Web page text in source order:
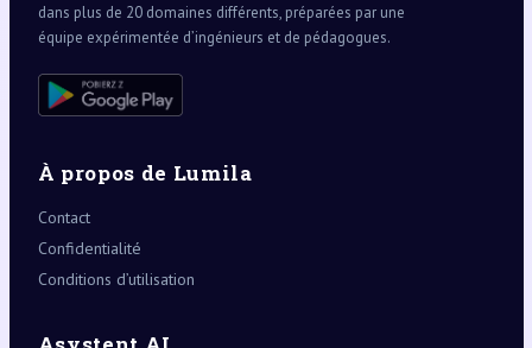
dans plus de 20 domaines différents, préparées par une
équipe expérimentée d’ingénieurs et de pédagogues.
À propos de Lumila
Contact
Confidentialité
Conditions d’utilisation